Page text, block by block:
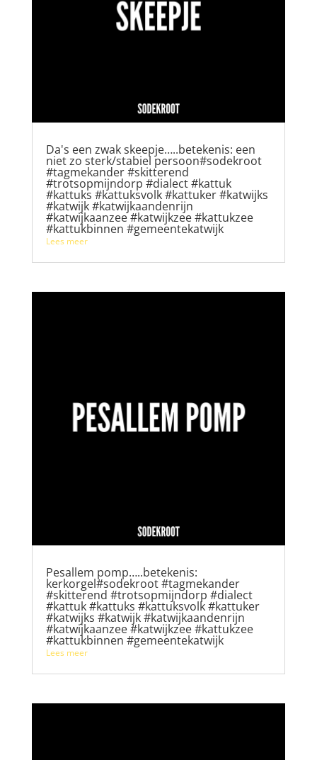
Da's een zwak skeepje…..betekenis: een
niet zo sterk/stabiel persoon#sodekroot
#tagmekander #skitterend
#trotsopmijndorp #dialect #kattuk
#kattuks #kattuksvolk #kattuker #katwijks
#katwijk #katwijkaandenrijn
#katwijkaanzee #katwijkzee #kattukzee
#kattukbinnen #gemeentekatwijk
Lees meer
Pesallem pomp…..betekenis:
kerkorgel#sodekroot #tagmekander
#skitterend #trotsopmijndorp #dialect
#kattuk #kattuks #kattuksvolk #kattuker
#katwijks #katwijk #katwijkaandenrijn
#katwijkaanzee #katwijkzee #kattukzee
#kattukbinnen #gemeentekatwijk
Lees meer